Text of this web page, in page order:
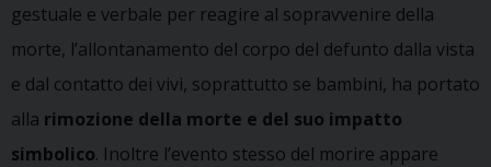
gestuale e verbale per reagire al sopravvenire della
morte, l’allontanamento del corpo del defunto dalla vista
e dal contatto dei vivi, soprattutto se bambini, ha portato
alla rimozione della morte e del suo impatto
simbolico. Inoltre l’evento stesso del morire appare